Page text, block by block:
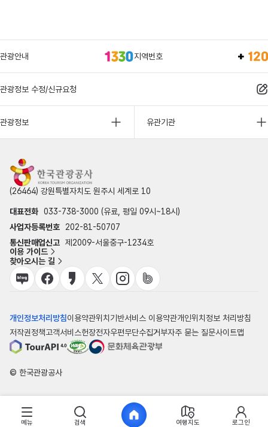
관광안내 지역번호
관광정보 수정/신규요청
관광정보 유관기관
(26464) 강원특별자치도 원주시 세계로 10
대표전화 033-738-3000 (유료, 평일 09시~18시)
사업자등록번호
202-81-50707
통신판매업신고 제2009-서울중구-1234호
이용 가이드
찾아오시는 길
개인정보처리방침이용약관위치기반서비스 이용약관개인위치정보 처리방침
저작권정책고객서비스헌장전자우편무단수집거부자주 묻는 질문사이트맵
© 한국관광공사
메뉴 검색 여행지도 로그인